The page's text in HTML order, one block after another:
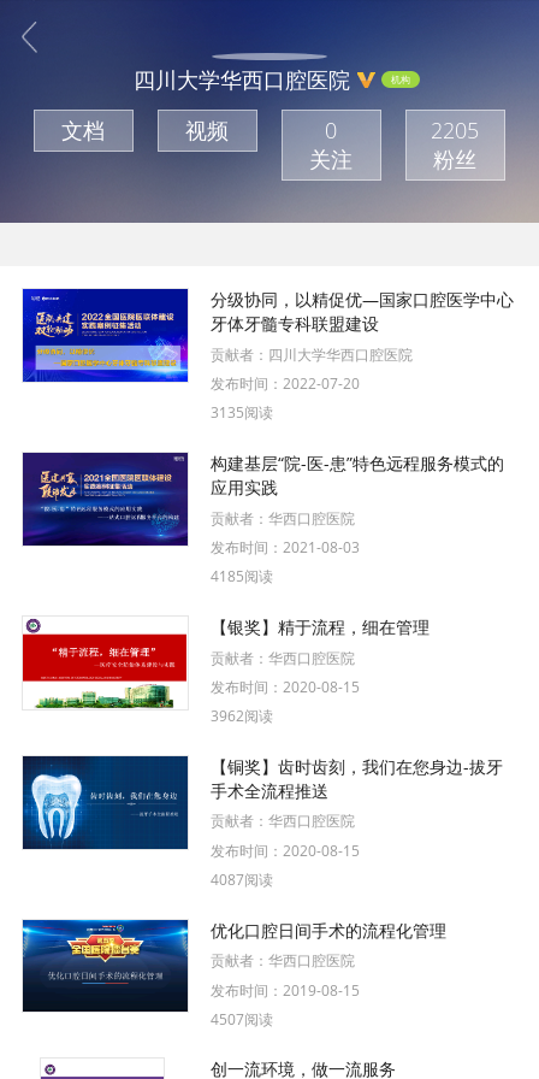
四川大学华西口腔医院 机构
文档 视频
0
关注
2205
粉丝
分级协同，以精促优—国家口腔医学中心
牙体牙髓专科联盟建设
贡献者： 四川大学华西口腔医院
发布时间： 2022-07-20
3135阅读
构建基层“院-医-患”特色远程服务模式的
应用实践
贡献者： 华西口腔医院
发布时间： 2021-08-03
4185阅读
【银奖】精于流程，细在管理
贡献者： 华西口腔医院
发布时间： 2020-08-15
3962阅读
【铜奖】齿时齿刻，我们在您身边-拔牙
手术全流程推送
贡献者： 华西口腔医院
发布时间： 2020-08-15
4087阅读
优化口腔日间手术的流程化管理
贡献者： 华西口腔医院
发布时间： 2019-08-15
4507阅读
创一流环境，做一流服务